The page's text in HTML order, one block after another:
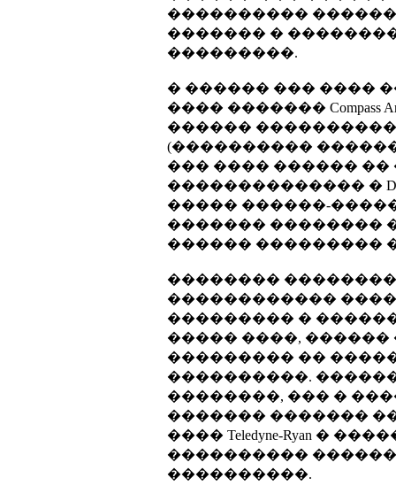
����������
������� �
���������.
� ������ ��� ����
���� �������
������
(����������
��� ���� ������ ��
�������������� �
����� ������-
������� ��������
������ ���������
��������
������������
��������� �
����� ����,
��������� ��
����������.
��������, ��� �
������� �������
���� Teledyne-Ryan
����������
����������.